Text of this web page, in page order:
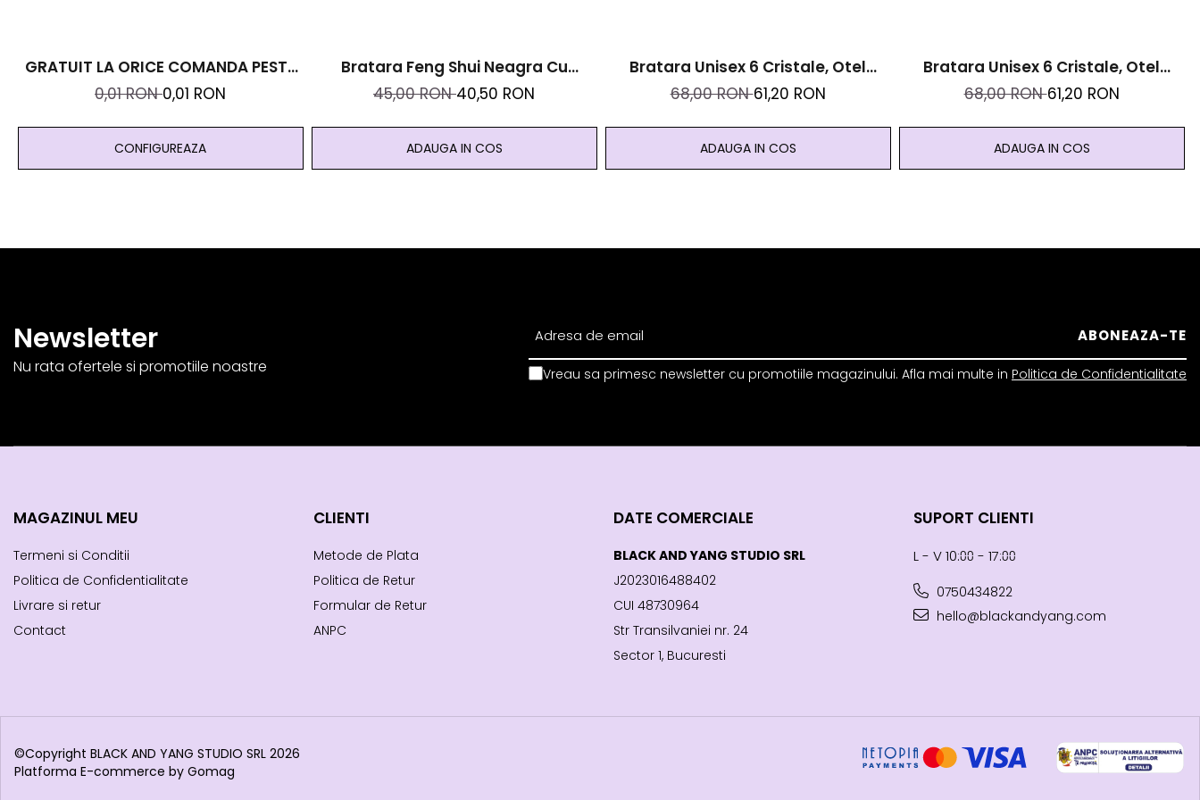
GRATUIT LA ORICE COMANDA PESTE
99 RON - Cutie Personalizata Cadou
0,01 RON0,01 RON
CONFIGUREAZA
Bratara Feng Shui Neagra Cu
Moneda Chinezeasca Cu Aventurin,
45,00 RON40,50 RON
ADAUGA IN COS
Bratara Unisex 6 Cristale, Otel
Inoxidabil Si Roca Vulcanica Zodia
68,00 RON61,20 RON
ADAUGA IN COS
Bratara Unisex 6 Cristale, Otel
Inoxidabil Si Roca Vulcanica Zodia
68,00 RON61,20 RON
ADAUGA IN COS
Newsletter
Nu rata ofertele si promotiile noastre Vreau sa primesc newsletter cu promotiile magazinului. Afla mai multe in Politica de Confidentialitate
MAGAZINUL MEU
Termeni si Conditii
Politica de Confidentialitate
Livrare si retur
Contact
CLIENTI
Metode de Plata
Politica de Retur
Formular de Retur
ANPC
DATE COMERCIALE
BLACK AND YANG STUDIO SRL
J2023016488402
CUI 48730964
Str Transilvaniei nr. 24
Sector 1, Bucuresti
SUPORT CLIENTI
L - V 10:⩇⩇ - 17:⩇⩇
0750434822
hello@blackandyang.com
©Copyright BLACK AND YANG STUDIO SRL 2026
Platforma E-commerce by Gomag